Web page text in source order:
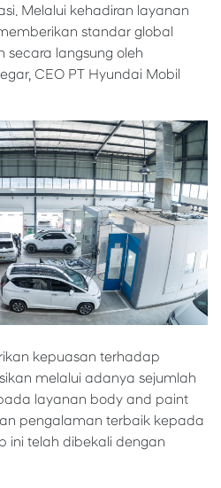
Melalui kehadiran layanan
standar global
secara langsung oleh
CEO PT Hyundai Mobil
kepuasan terhadap
melalui adanya sejumlah
layanan body and paint
pengalaman terbaik kepada
ini telah dibekali dengan